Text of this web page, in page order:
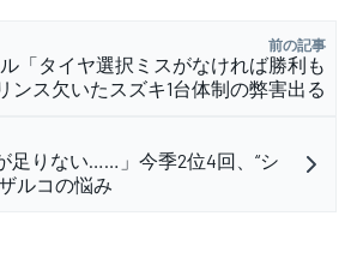
前の記事
「タイヤ選択ミスがなければ勝利も
ス欠いたスズキ1台体制の弊害出る
足りない……」今季2位4回、“シ
ルコの悩み